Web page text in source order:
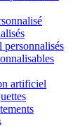
personnalisés
artificiel